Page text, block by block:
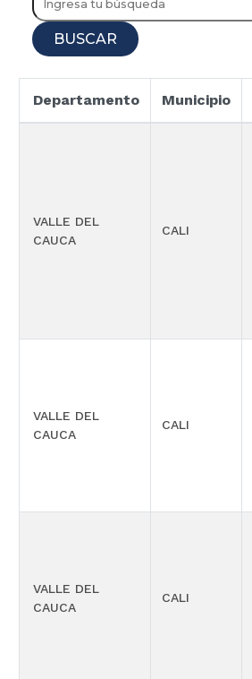
BUSCAR
Departamento Municipio
VALLE DEL
CAUCA
CALI
VALLE DEL
CAUCA
CALI
VALLE DEL
CAUCA
CALI